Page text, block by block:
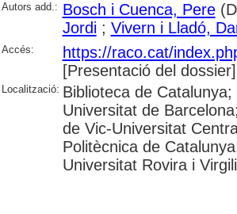
Autors add.: Bosch i Cuenca, Pere
Jordi; Vivern i Lladó,
Accés:
https://raco.cat/
[Presentació del dossier]
Localització: Biblioteca de
Universitat de
de Vic-Universitat
Politècnica de
Universitat Rovira i